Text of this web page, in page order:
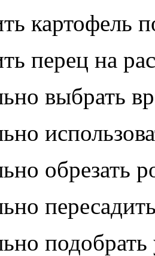
картофель
перец на
выбрать
обрезать